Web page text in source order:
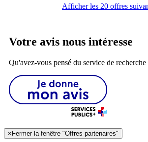
Afficher les 20 offres
Votre avis nous intéresse
Qu'avez-vous pensé du service de
×Fermer la fenêtre "Offres partenaires"